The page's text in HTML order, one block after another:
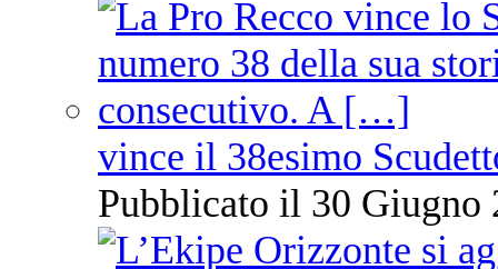
vince il 38esimo
Pubblicato il 30 Giugno